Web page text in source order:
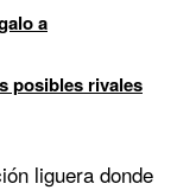
a
posibles rivales
liguera donde